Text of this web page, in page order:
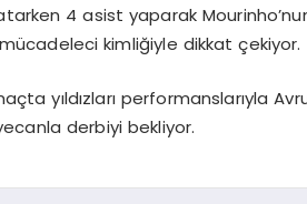
4 asist yaparak
kimliğiyle dikkat çekiyor.
yıldızları performanslarıyla
derbiyi bekliyor.